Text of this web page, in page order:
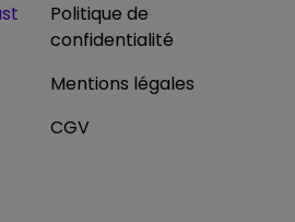
Politique de
confidentialité
Mentions légales
CGV